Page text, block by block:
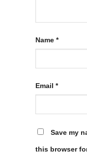
Name *
Email *
Save my
this browser